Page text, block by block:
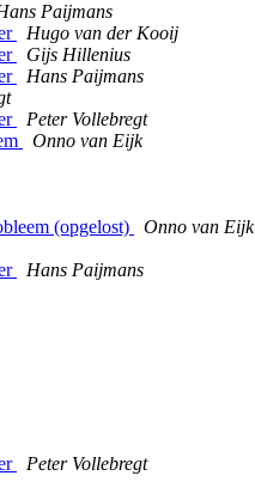
Paijmans
Hugo van der Kooij
Gijs Hillenius
Hans Paijmans
Peter Vollebregt
Onno van Eijk
(opgelost)
Onno van Eijk
Hans Paijmans
Peter Vollebregt